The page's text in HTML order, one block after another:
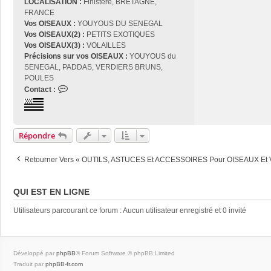
LOCALISATION : Finistère, BRETAGNE,
FRANCE
Vos OISEAUX : YOUYOUS DU SENEGAL
Vos OISEAUX(2) : PETITS EXOTIQUES
Vos OISEAUX(3) : VOLAILLES
Précisions sur vos OISEAUX : YOUYOUS du
SENEGAL, PADDAS, VERDIERS BRUNS,
POULES
Contact :
a
c
e
o
s
Répondre
Retourner Vers « OUTILS, ASTUCES Et ACCESSOIRES Pour OISEAUX Et
QUI EST EN LIGNE
Utilisateurs parcourant ce forum : Aucun utilisateur enregistré et 0 invité
Développé par phpBB® Forum Software © phpBB Limited
Traduit par phpBB-fr.com